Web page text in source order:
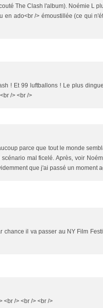
The Clash l'album). Noémie L
en ado<br /> émoustillée (ce qui
! Et 99 luftballons ! Le plus
/> <br />
parce que tout le monde
mal ficelé. Après, voir
que j'ai passé un moment
chance il va passer au NY Film
<br /> <br /> <br />